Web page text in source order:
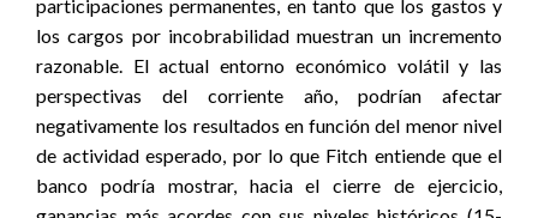
participaciones permanentes, en tanto que los gastos y
los cargos por incobrabilidad muestran un incremento
razonable. El actual entorno económico volátil y las
perspectivas del corriente año, podrían afectar
negativamente los resultados en función del menor nivel
de actividad esperado, por lo que Fitch entiende que el
banco podría mostrar, hacia el cierre de ejercicio,